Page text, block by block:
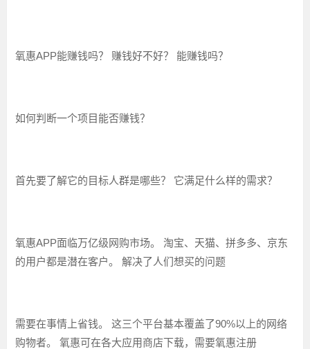
氧惠APP能赚钱吗？ 赚钱好不好？ 能赚钱吗？
如何判断一个项目能否赚钱？
首先要了解它的目标人群是哪些？ 它满足什么样的需求？
氧惠APP面临万亿级网购市场。 淘宝、天猫、拼多多、京东
的用户都是潜在客户。 解决了人们想买的问题
需要在事情上省钱。 这三个平台基本覆盖了90%以上的网络
购物者。 氧惠可在各大应用商店下载，需要氧惠注册